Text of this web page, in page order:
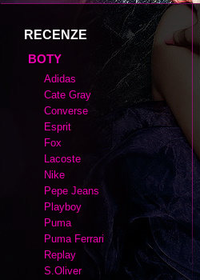
RECENZE
BOTY
Adidas
Cate Gray
Converse
Esprit
Fox
Lacoste
Nike
Pepe Jeans
Playboy
Puma
Puma Ferrari
Replay
S.Oliver